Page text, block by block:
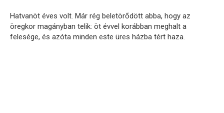
Hatvanöt éves volt. Már rég beletörődött abba, hogy az
öregkor magányban telik: öt évvel korábban meghalt a
felesége, és azóta minden este üres házba tért haza.